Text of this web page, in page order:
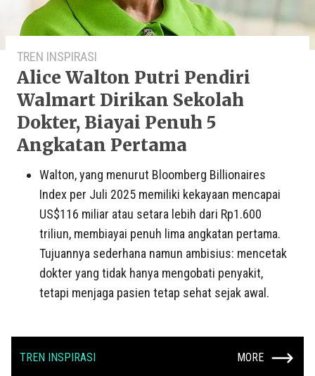
TREN INSPIRASI
Alice Walton Putri Pendiri
Walmart Dirikan Sekolah
Dokter, Biayai Penuh 5
Angkatan Pertama
Walton, yang menurut Bloomberg Billionaires
Index per Juli 2025 memiliki kekayaan mencapai
US$116 miliar atau setara lebih dari Rp1.600
triliun, membiayai penuh lima angkatan pertama.
Tujuannya sederhana namun ambisius: mencetak
dokter yang tidak hanya mengobati penyakit,
tetapi menjaga pasien tetap sehat sejak awal.
TREN INSPIRASI MORE